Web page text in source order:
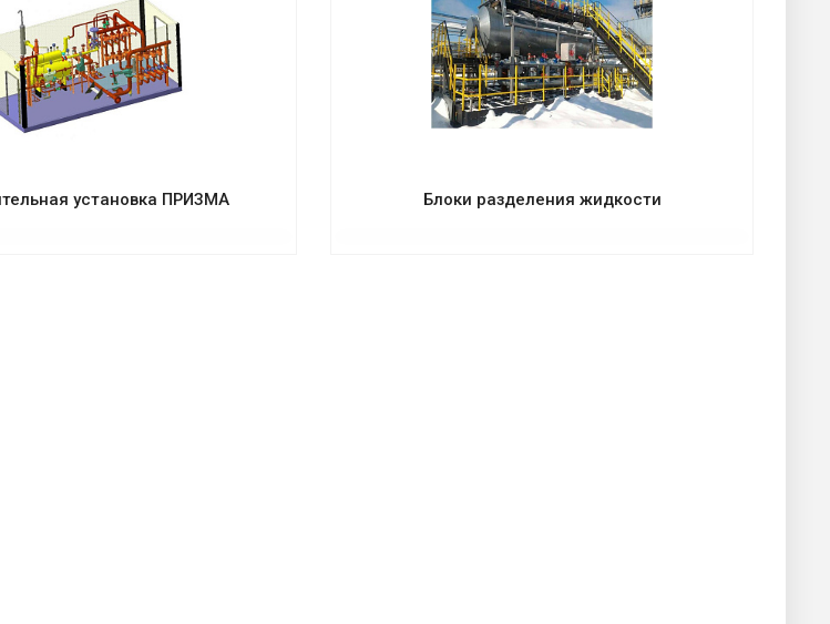
установка ПРИЗМА Блоки разделения жидкости